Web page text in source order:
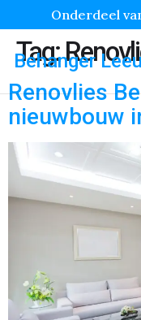
Onderdeel
Behanger
Tag:
Renovlies
nieuwbouw